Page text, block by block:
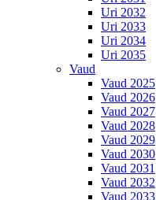
Uri 2032
Uri 2033
Uri 2034
Uri 2035
Vaud
Vaud 2025
Vaud 2026
Vaud 2027
Vaud 2028
Vaud 2029
Vaud 2030
Vaud 2031
Vaud 2032
Vaud 2033